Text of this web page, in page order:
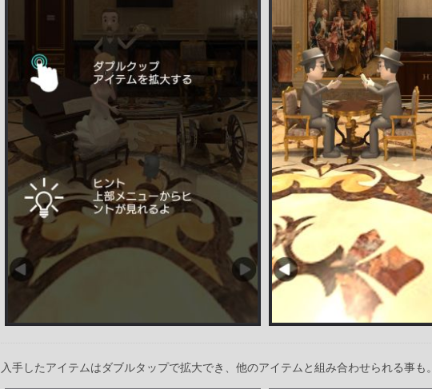
入手したアイテムはダブルタップで拡大でき、他のアイテムと組み合わせられる事も。